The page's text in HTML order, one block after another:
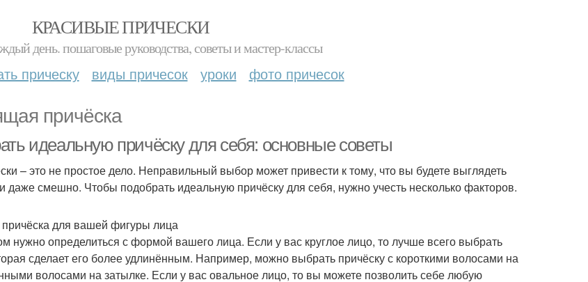
КРАСИВЫЕ ПРИЧЕСКИ
день. пошаговые руководства, советы и мастер-классы
прическу виды причесок уроки фото причесок
причёска
идеальную причёску для себя: основные советы
– это не простое дело. Неправильный выбор может привести к тому, что вы будете выглядеть
даже смешно. Чтобы подобрать идеальную причёску для себя, нужно учесть несколько факторов.
для вашей фигуры лица
нужно определиться с формой вашего лица. Если у вас круглое лицо, то лучше всего выбрать
сделает его более удлинённым. Например, можно выбрать причёску с короткими волосами на
волосами на затылке. Если у вас овальное лицо, то вы можете позволить себе любую